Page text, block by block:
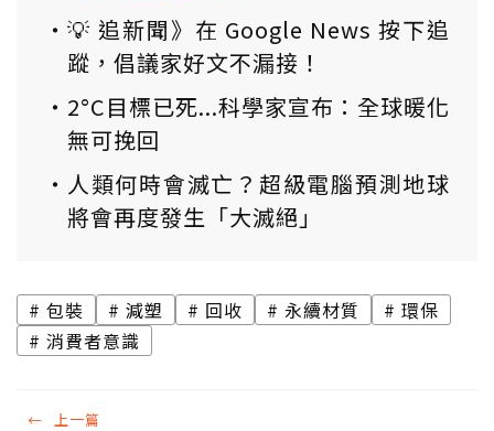
💡 追新聞》在 Google News 按下追
蹤，倡議家好文不漏接！
2°C目標已死...科學家宣布：全球暖化
無可挽回
人類何時會滅亡？超級電腦預測地球
將會再度發生「大滅絕」
包裝 減塑 回收 永續材質
環保
消費者意識
← 上一篇